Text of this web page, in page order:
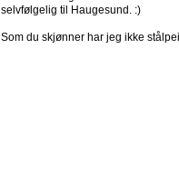
selvfølgelig til Haugesund. :)
Som du skjønner har jeg ikke